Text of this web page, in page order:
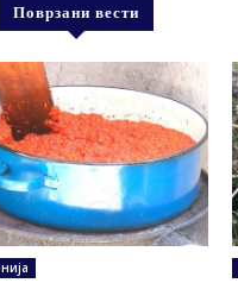
Поврзани вести